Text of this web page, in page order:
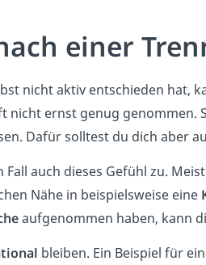
einer
nicht aktiv entschieden hat,
ernst genug genommen.
Dafür solltest du dich aber
Fall auch dieses Gefühl zu.
Nähe in beispielsweise eine
aufgenommen haben, kann
bleiben. Ein Beispiel für